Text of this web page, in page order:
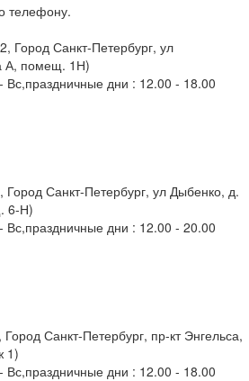
телефону.
Город Санкт-Петербург, ул
А, помещ. 1Н)
дни : 12.00 - 18.00
Санкт-Петербург, ул Дыбенко, д.
6-Н)
дни : 12.00 - 20.00
Санкт-Петербург, пр-кт Энгельса,
1)
дни : 12.00 - 18.00